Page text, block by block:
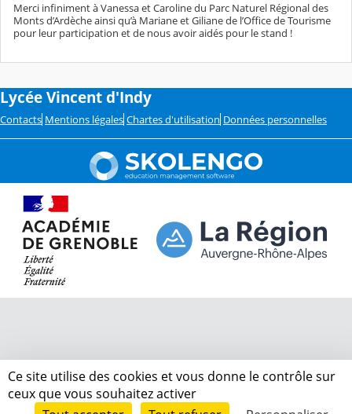
Merci infiniment à Vanessa et Caroline du Parc Naturel Régional des
Monts d’Ardèche ainsi qu’à Mariane et Giliane de l’Office de Tourisme
pour leur participation et de nous avoir aidés pour le stand !
Lycée Vincent d'Indy
Contacts Mentions légales Chartes d'utilisation Données personnelles
Ce site utilise des cookies et vous donne le contrôle sur
ceux que vous souhaitez activer